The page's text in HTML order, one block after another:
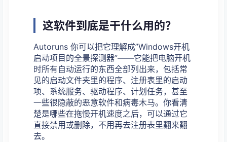
这软件到底是干什么用的？
Autoruns 你可以把它理解成”Windows开机
启动项目的全景探测器”——它能把电脑开机
时所有自动运行的东西全部列出来，包括常
见的启动文件夹里的程序、注册表里的启动
项、系统服务、驱动程序、计划任务，甚至
一些很隐蔽的恶意软件和病毒木马。你看清
楚是哪些在拖慢开机速度之后，可以通过它
直接禁用或删除，不用再去注册表里翻来翻
去。